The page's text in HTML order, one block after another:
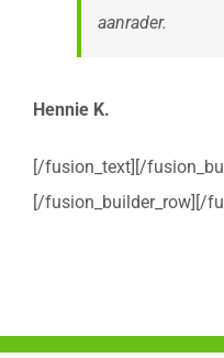
aanrader.
Hennie K.
[/fusion_text][/
[/fusion_builder_row][/